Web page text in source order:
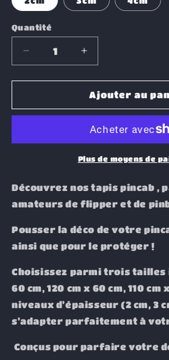
Quantité
Réduire
la
quantité
Tapis
Augmenter
la
quantité
de
Tapis
SpongeBob
Ajouter au
Plus de moyens de
Découvrez nos tapis pincab ,
amateurs de flipper et de
Pousser la déco de votre
ainsi que pour le protéger !
Choisissez parmi trois tailles
60 cm, 120 cm x 60 cm, 110
niveaux d'épaisseur (2 cm, 3
s'adapter parfaitement à
Conçus pour parfaire votre